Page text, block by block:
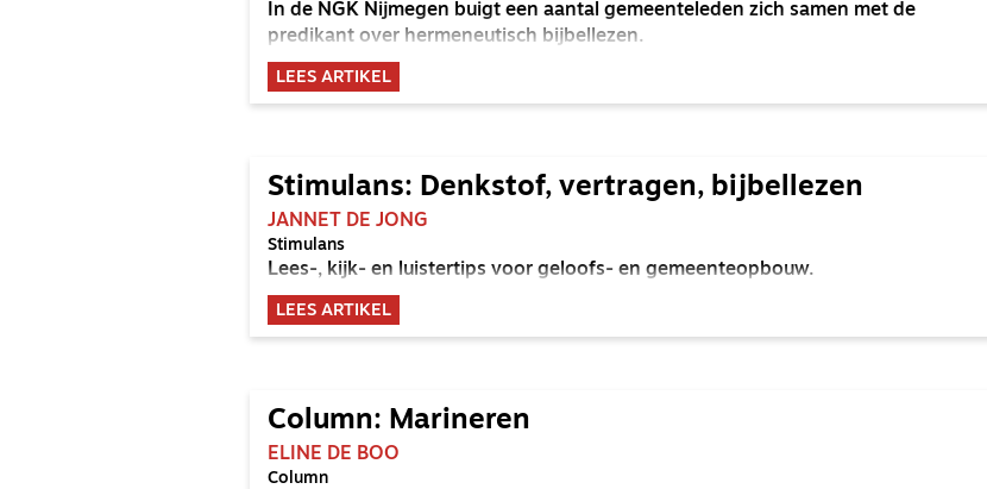
In de NGK Nijmegen buigt een aantal gemeenteleden zich samen met de
predikant over hermeneutisch bijbellezen.
LEES ARTIKEL
Stimulans: Denkstof, vertragen, bijbellezen
JANNET DE JONG
Stimulans
Lees-, kijk- en luistertips voor geloofs- en gemeenteopbouw.
LEES ARTIKEL
Column: Marineren
ELINE DE BOO
Column